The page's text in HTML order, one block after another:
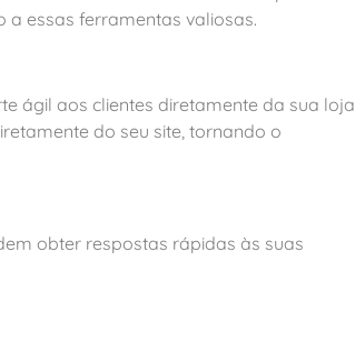
a essas ferramentas valiosas.
ágil aos clientes diretamente da sua loja
do seu site, tornando o
obter respostas rápidas às suas